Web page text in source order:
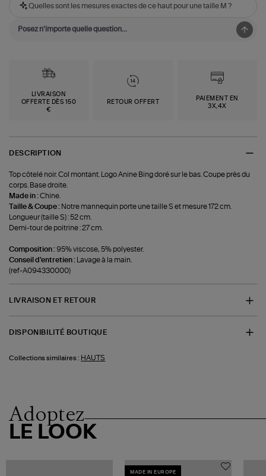
Quelles sont les mesures exactes de ce haut pour une taille M ?
LIVRAISON
OFFERTE DÈS 150
€
RETOUR OFFERT
PAIEMENT EN
3X,4X
DESCRIPTION
Top côtelé noir. Col montant. Logo Anine Bing doré sur le bas. Coupe près du
corps. Base droite.
Made in :Chine.
Taille & Coupe : Notre mannequin porte une taille S et mesure 172 cm.
Longueur (taille S) : 52 cm.
Demi-tour de poitrine : 27 cm.
Composition : 95% viscose, 5% polyester.
Conseil d'entretien : Lavage à la main.
(ref-A094330000)
LIVRAISON ET RETOUR
DISPONIBILITÉ BOUTIQUE
Collections similaires : HAUTS
Adoptez
LE LOOK
MADE IN EUROPE